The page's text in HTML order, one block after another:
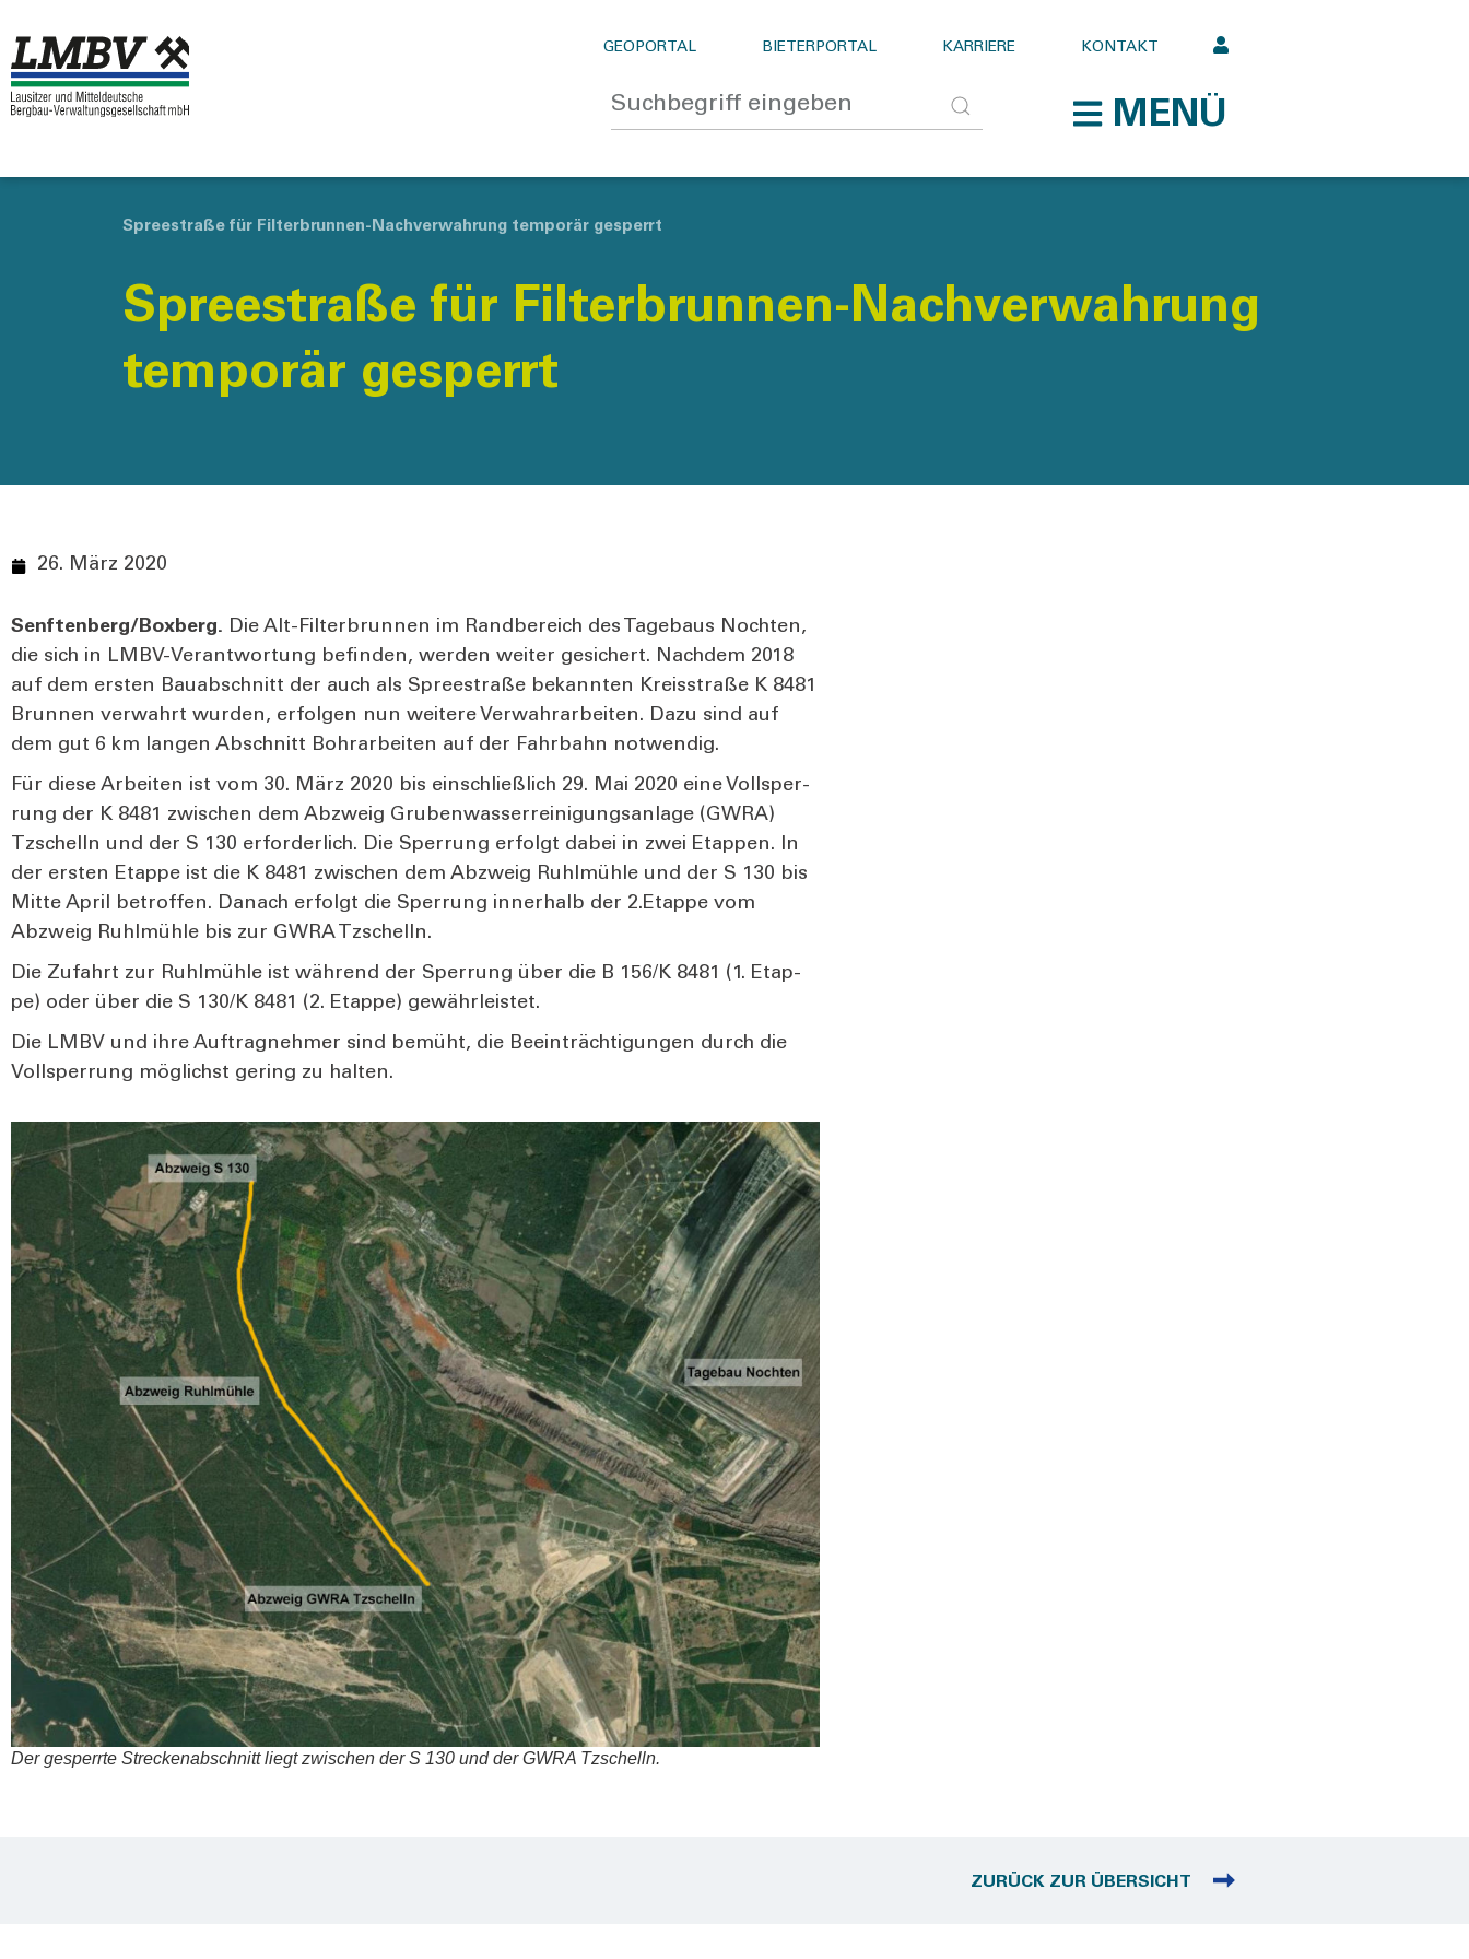
GEOPORTAL BIETERPORTAL KARRIERE KONTAKT
MENÜ
Spreestraße für Filterbrunnen-Nachverwahrung temporär gesperrt
Spreestraße für Filterbrunnen-Nachverwahrung
temporär gesperrt
26. März 2020
Senftenberg/Boxberg. Die Alt-Fil­ter­brun­nen im Rand­be­reich des Tage­baus Noch­ten,
die sich in LMBV-Ver­ant­wor­tung befin­den, wer­den wei­ter gesi­chert. Nach­dem 2018
auf dem ers­ten Bau­ab­schnitt der auch als Spree­stra­ße bekann­ten Kreis­stra­ße K 8481
Brun­nen ver­wahrt wur­den, erfol­gen nun wei­te­re Ver­wahr­ar­bei­ten. Dazu sind auf
dem gut 6 km lan­gen Abschnitt Bohr­ar­bei­ten auf der Fahr­bahn not­wen­dig.
Für die­se Arbei­ten ist vom 30. März 2020 bis ein­schließ­lich 29. Mai 2020 eine Voll­sper­
rung der K 8481 zwi­schen dem Abzweig Gru­ben­was­ser­rei­ni­gungs­an­la­ge (GWRA)
Tzschelln und der S 130 erfor­der­lich. Die Sper­rung erfolgt dabei in zwei Etap­pen. In
der ers­ten Etap­pe ist die K 8481 zwi­schen dem Abzweig Ruhl­müh­le und der S 130 bis
Mit­te April betrof­fen. Danach erfolgt die Sper­rung inner­halb der 2.Etappe vom
Abzweig Ruhl­müh­le bis zur GWRA Tzschelln.
Die Zufahrt zur Ruhl­müh­le ist wäh­rend der Sper­rung über die B 156/K 8481 (1. Etap­
pe) oder über die S 130/K 8481 (2. Etap­pe) gewähr­leis­tet.
Die LMBV und ihre Auf­trag­neh­mer sind bemüht, die Beein­träch­ti­gun­gen durch die
Voll­sper­rung mög­lichst gering zu hal­ten.
Der gesperr­te Stre­cken­ab­schnitt liegt zwi­schen der S 130 und der GWRA Tzschelln.
ZURÜCK ZUR ÜBERSICHT